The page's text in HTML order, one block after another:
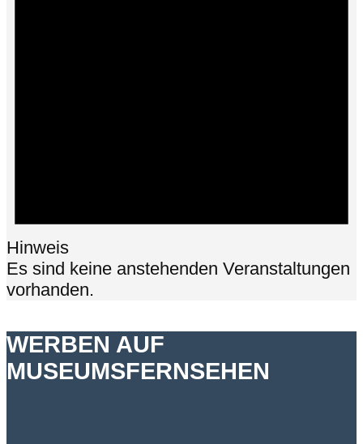
Hinweis
Es sind keine anstehenden Veranstaltungen
vorhanden.
WERBEN AUF
MUSEUMSFERNSEHEN